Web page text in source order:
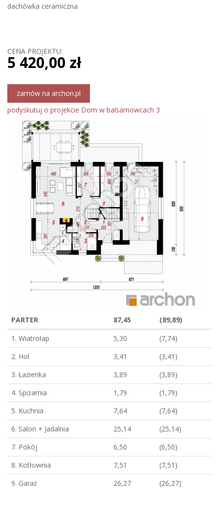
dachówka ceramiczna
CENA PROJEKTU:
5 420,00 zł
zamów na archon.pl
podyskutuj o projekcie Dom w balsamowcach 3
PARTER 87,45
(89,89)
1. Wiatrołap
5,30
(7,74)
2. Hol
3,41
(3,41)
3. Łazienka
3,89
(3,89)
4. Spiżarnia
1,79
(1,79)
5. Kuchnia
7,64
(7,64)
6. Salon + Jadalnia
25,14
(25,14)
7. Pokój
6,50
(6,50)
8. Kotłownia
7,51
(7,51)
9. Garaż
26,27 (26,27)